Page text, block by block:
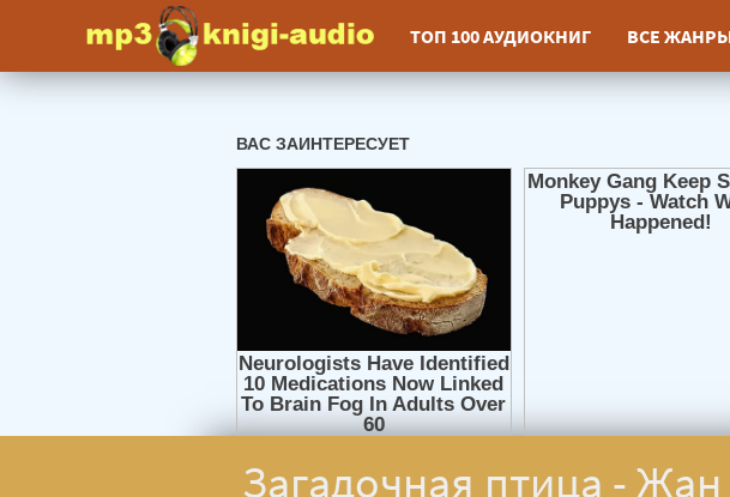
ТОП 100 АУДИОКНИГ ВСЕ
Загадочная птица -